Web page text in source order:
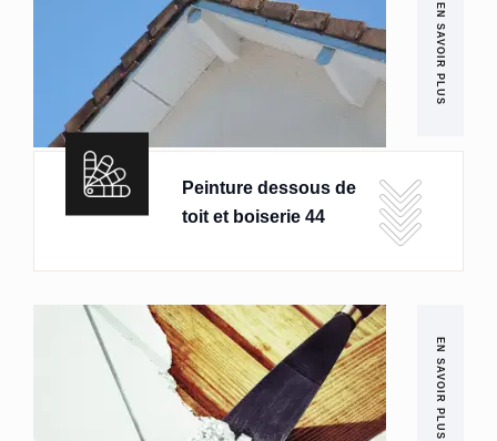
EN SAVOIR PLUS
Peinture dessous de
toit et boiserie 44
EN SAVOIR PLUS